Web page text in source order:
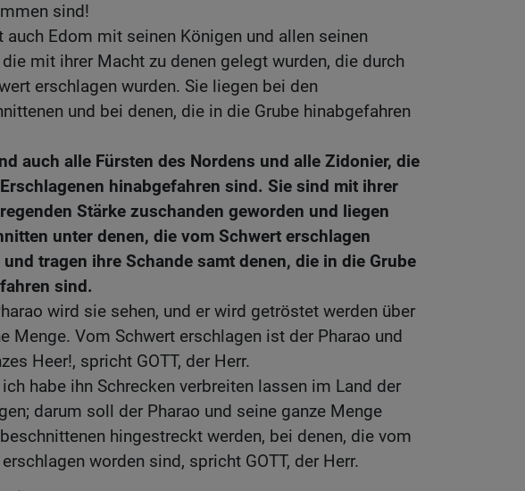
sind!
auch Edom mit seinen Königen und allen seinen
die mit ihrer Macht zu denen gelegt wurden, die durch
erschlagen wurden. Sie liegen bei den
und bei denen, die in die Grube hinabgefahren
auch alle Fürsten des Nordens und alle Zidonier, die
hinabgefahren sind. Sie sind mit ihrer
Stärke zuschanden geworden und liegen
unter denen, die vom Schwert erschlagen
tragen ihre Schande samt denen, die in die Grube
sind.
wird sie sehen, und er wird getröstet werden über
Menge. Vom Schwert erschlagen ist der Pharao und
Heer!, spricht GOTT, der Herr.
ich habe ihn Schrecken verbreiten lassen im Land der
darum soll der Pharao und seine ganze Menge
hingestreckt werden, bei denen, die vom
worden sind, spricht GOTT, der Herr.